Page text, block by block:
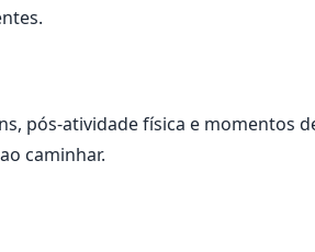
pós-atividade física e momentos
caminhar.